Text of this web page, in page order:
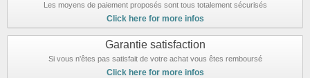
Les moyens de paiement proposés sont tous totalement sécurisés
Click here for more infos
Garantie satisfaction
Si vous n'êtes pas satisfait de votre achat vous êtes remboursé
Click here for more infos